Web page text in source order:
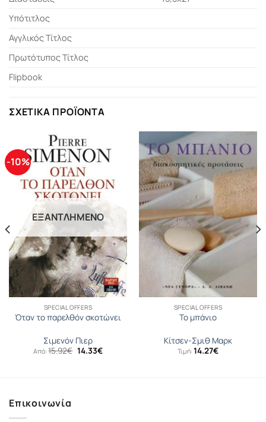
Υπότιτλος
Αγγλικός Τίτλος
Πρωτότυπος Τίτλος
Flipbook
ΣΧΕΤΙΚΆ ΠΡΟΪΌΝΤΑ
-10%
ΕΞΑΝΤΛΗΜΈΝΟ
SPECIAL OFFERS
Όταν το παρελθόν σκοτώνει
Σιμενόν Πιερ
Από:15.92€ Original
price
14.33€Η
SPECIAL OFFERS
Το μπάνιο
Κίτσεν-Σμιθ Μαρκ
Τιμή: 14.27€
Επικοινωνία